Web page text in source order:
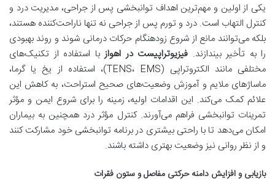
یکی از اولین و مهم‌ترین اهداف توانبخشی پس از جراحی، مدیریت درد و
کنترل التهاب است. درد و تورم پس از جراحی نه تنها ناراحت‌کننده هستند،
بلکه می‌توانند مانع از شروع زودهنگام حرکات درمانی شوند و روند بهبودی
را به تأخیر بیندازند. فیزیوتراپیست در اهوازبا استفاده از تکنیک‌های
مختلفی مانند الکتروتراپی (TENS، EMS)، استفاده از یخ یا گرما،
ماساژهای ملایم و آموزش وضعیت‌های صحیح استراحت، به کاهش این
علائم کمک می‌کند. این اقدامات اولیه، زمینه را برای شروع ایمن و مؤثر
تمرینات توانبخشی فراهم می‌آورند. کنترل مؤثر درد همچنین به بیماران
امکان می‌دهد تا با راحتی بیشتری در برنامه توانبخشی خود مشارکت کنند
و از نظر روانی نیز وضعیت بهتری داشته باشند.
بازیابی و افزایش دامنه حرکتی مفاصل و ستون فقرات